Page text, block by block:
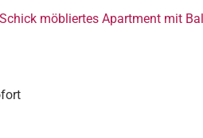
möbliertes Apartment mit